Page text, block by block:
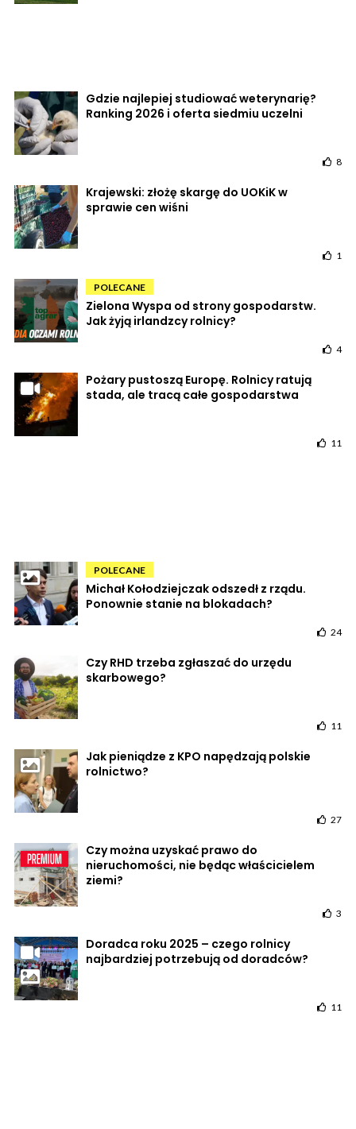
Gdzie najlepiej studiować weterynarię?
Ranking 2026 i oferta siedmiu uczelni
8
Krajewski: złożę skargę do UOKiK w
sprawie cen wiśni
1
POLECANE
Zielona Wyspa od strony gospodarstw.
Jak żyją irlandzcy rolnicy?
4
Pożary pustoszą Europę. Rolnicy ratują
stada, ale tracą całe gospodarstwa
11
POLECANE
Michał Kołodziejczak odszedł z rządu.
Ponownie stanie na blokadach?
24
Czy RHD trzeba zgłaszać do urzędu
skarbowego?
11
Jak pieniądze z KPO napędzają polskie
rolnictwo?
27
Czy można uzyskać prawo do
nieruchomości, nie będąc właścicielem
ziemi?
3
Doradca roku 2025 – czego rolnicy
najbardziej potrzebują od doradców?
11